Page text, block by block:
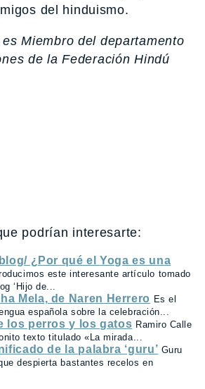
del hinduismo.
es Miembro del departamento
de la Federación Hindú
podrían interesarte:
¿Por qué el Yoga es una
este interesante artículo tomado
‘Hijo de...
Mela, de Naren Herrero Es el
española sobre la celebración...
los perros y los gatos Ramiro Calle
texto titulado «La mirada...
de la palabra ‘guru’ Guru
despierta bastantes recelos en